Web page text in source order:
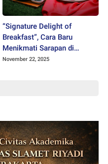
“Signature Delight of
Breakfast”, Cara Baru
Menikmati Sarapan di
Facade Hotel Tawangmangu
November 22, 2025